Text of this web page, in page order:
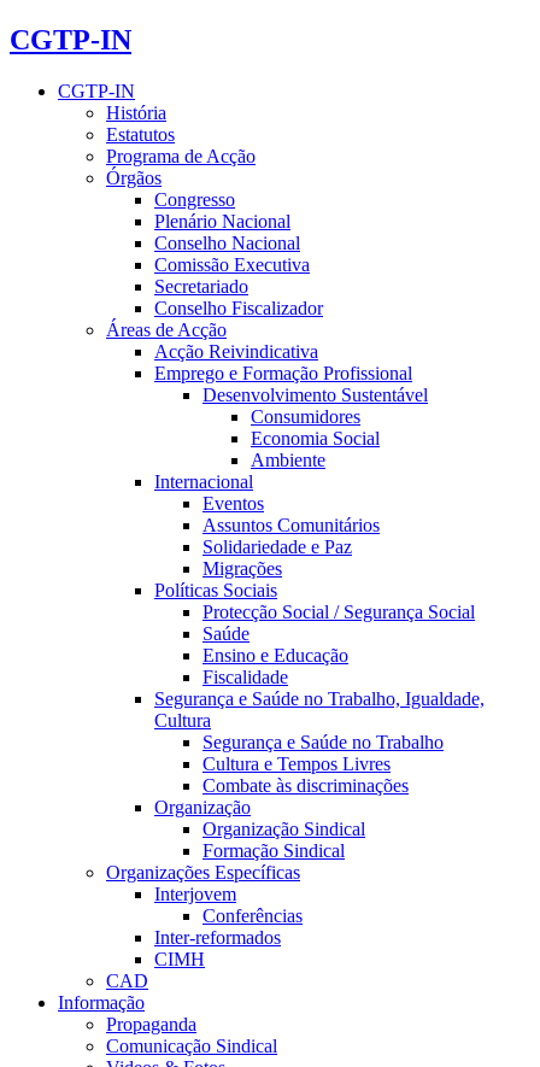
CGTP-IN
CGTP-IN
História
Estatutos
Programa de Acção
Órgãos
Congresso
Plenário Nacional
Conselho Nacional
Comissão Executiva
Secretariado
Conselho Fiscalizador
Áreas de Acção
Acção Reivindicativa
Emprego e Formação Profissional
Desenvolvimento Sustentável
Consumidores
Economia Social
Ambiente
Internacional
Eventos
Assuntos Comunitários
Solidariedade e Paz
Migrações
Políticas Sociais
Protecção Social / Segurança Social
Saúde
Ensino e Educação
Fiscalidade
Segurança e Saúde no Trabalho, Igualdade,
Cultura
Segurança e Saúde no Trabalho
Cultura e Tempos Livres
Combate às discriminações
Organização
Organização Sindical
Formação Sindical
Organizações Específicas
Interjovem
Conferências
Inter-reformados
CIMH
CAD
Informação
Propaganda
Comunicação Sindical